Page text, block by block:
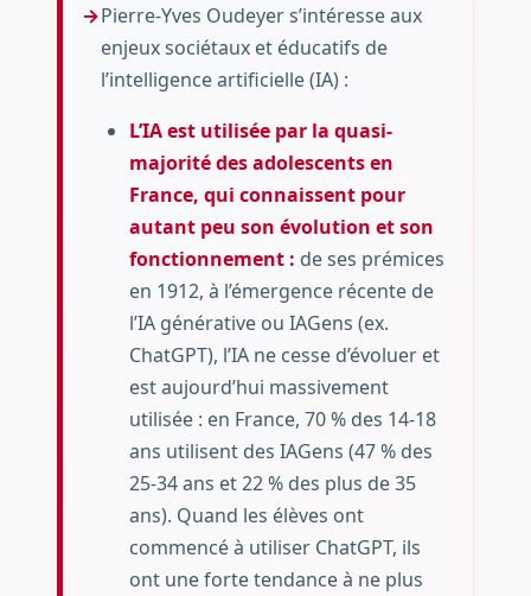
Pierre-Yves Oudeyer s’intéresse aux
enjeux sociétaux et éducatifs de
l’intelligence artificielle (IA) :
L’IA est utilisée par la quasi-
majorité des adolescents en
France, qui connaissent pour
autant peu son évolution et son
fonctionnement : de ses prémices
en 1912, à l’émergence récente de
l’IA générative ou IAGens (ex.
ChatGPT), l’IA ne cesse d’évoluer et
est aujourd’hui massivement
utilisée : en France, 70 % des 14-18
ans utilisent des IAGens (47 % des
25-34 ans et 22 % des plus de 35
ans). Quand les élèves ont
commencé à utiliser ChatGPT, ils
ont une forte tendance à ne plus